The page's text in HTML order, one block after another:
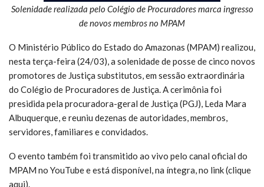
Solenidade realizada pelo Colégio de Procuradores marca ingresso
de novos membros no MPAM
O Ministério Público do Estado do Amazonas (MPAM) realizou,
nesta terça-feira (24/03), a solenidade de posse de cinco novos
promotores de Justiça substitutos, em sessão extraordinária
do Colégio de Procuradores de Justiça. A cerimônia foi
presidida pela procuradora-geral de Justiça (PGJ), Leda Mara
Albuquerque, e reuniu dezenas de autoridades, membros,
servidores, familiares e convidados.
O evento também foi transmitido ao vivo pelo canal oficial do
MPAM no YouTube e está disponível, na íntegra, no link (clique
aqui).